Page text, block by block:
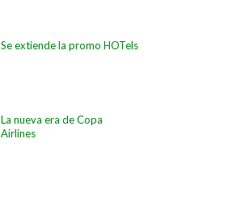
Se extiende la promo HOTels
La nueva era de Copa
Airlines